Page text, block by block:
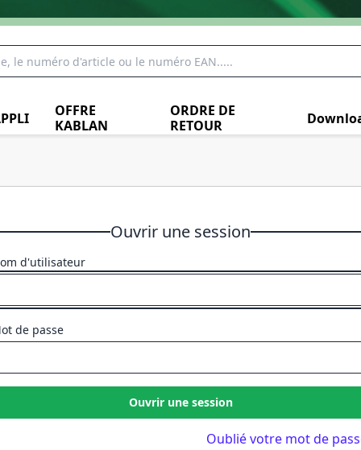
OFFRE
KABLAN
ORDRE DE
RETOUR
Ouvrir une session
d'utilisateur
de passe
Ouvrir une session
Oublié votre mot de